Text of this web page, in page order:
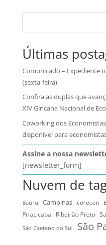
Últimas
Comunicado – Expediente
(sexta-feira)
Confira as duplas que
XIV Gincana Nacional de
Coworking dos
disponível para
Assine a nossa
[newsletter_form]
Nuvem de
Bauru Campinas corecon
Piracicaba Ribeirão Preto
São Caetano do Sul
São